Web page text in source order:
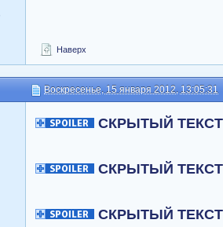
Наверх
Воскресенье, 15 января 2012, 13:05:31
СКРЫТЫЙ ТЕКСТ
СКРЫТЫЙ ТЕКСТ
СКРЫТЫЙ ТЕКСТ